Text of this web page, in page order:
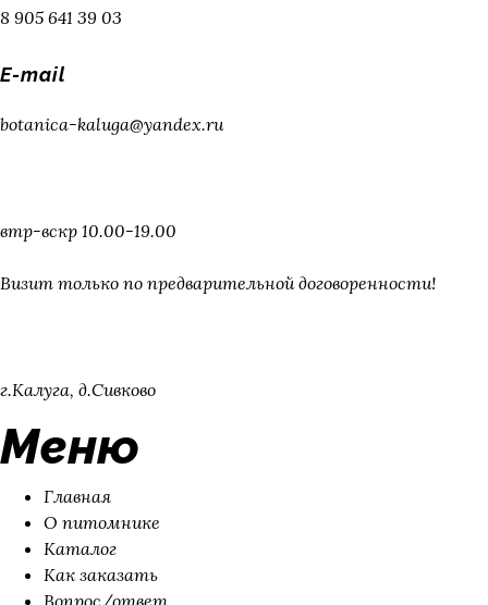
8 905 641 39 03
E-mail
botanica-kaluga@yandex.ru
втр-вскр 10.00-19.00
Визит только по предварительной договоренности!
г.Калуга, д.Сивково
Меню
Главная
О питомнике
Каталог
Как заказать
Вопрос/ответ